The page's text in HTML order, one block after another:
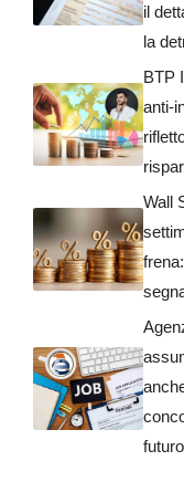
il
la
BTP
anti-
Wall